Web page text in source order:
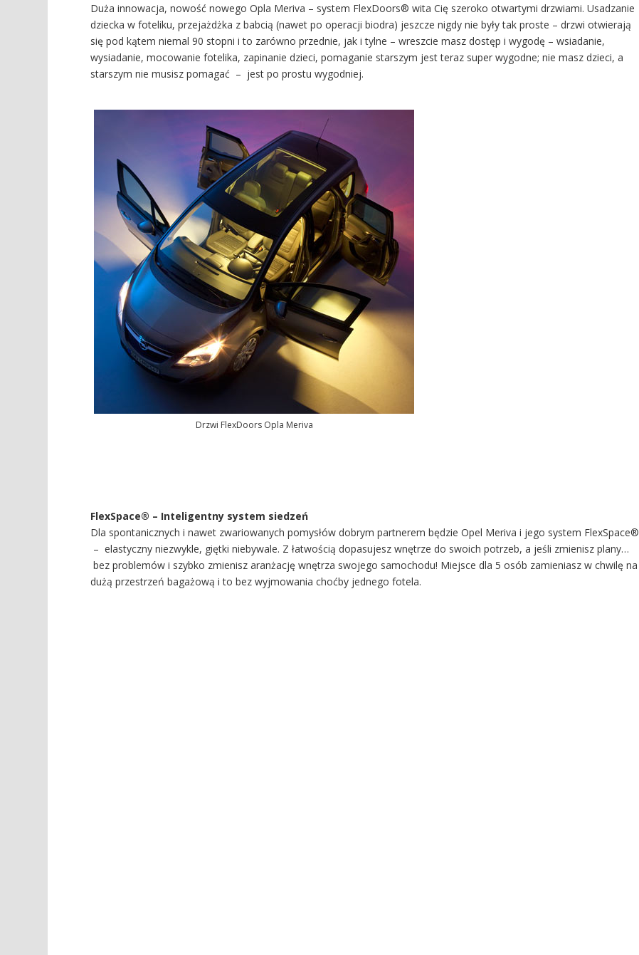
Duża innowacja, nowość nowego Opla Meriva – system FlexDoors® wita Cię szeroko otwartymi drzwiami. Usadzanie
dziecka w foteliku, przejażdżka z babcią (nawet po operacji biodra) jeszcze nigdy nie były tak proste – drzwi otwierają
się pod kątem niemal 90 stopni i to zarówno przednie, jak i tylne – wreszcie masz dostęp i wygodę – wsiadanie,
wysiadanie, mocowanie fotelika, zapinanie dzieci, pomaganie starszym jest teraz super wygodne; nie masz dzieci, a
starszym nie musisz pomagać – jest po prostu wygodniej.
Drzwi FlexDoors Opla Meriva
FlexSpace® – Inteligentny system siedzeń
Dla spontanicznych i nawet zwariowanych pomysłów dobrym partnerem będzie Opel Meriva i jego system FlexSpace®
– elastyczny niezwykle, giętki niebywale. Z łatwością dopasujesz wnętrze do swoich potrzeb, a jeśli zmienisz plany…
bez problemów i szybko zmienisz aranżację wnętrza swojego samochodu! Miejsce dla 5 osób zamieniasz w chwilę na
dużą przestrzeń bagażową i to bez wyjmowania choćby jednego fotela.